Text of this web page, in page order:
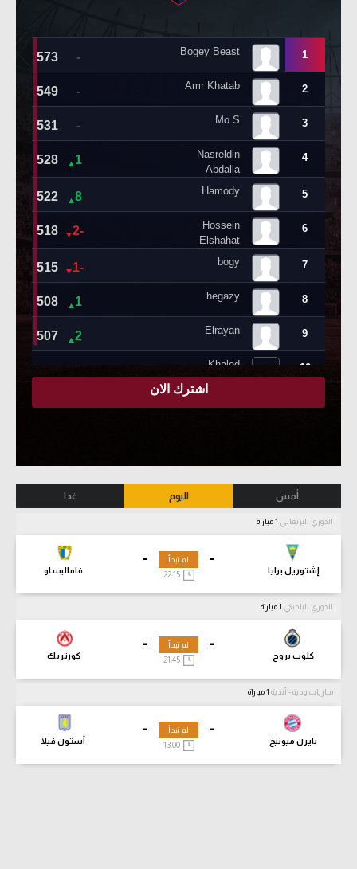
أمس اليوم غدا
الدوري البرتغالي
-
إشتوريل برايا
-
فاماليساو
لم تبدأ
22:15
الدوري البلجيكي
-
كلوب بروج
-
كورتريك
لم تبدأ
21:45
مباريات ودية - أندية
-
بايرن ميونيخ
-
أستون فيلا
لم تبدأ
13:00